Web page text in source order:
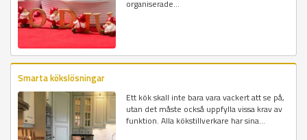
organiserade...
Smarta kökslösningar
Ett kök skall inte bara vara vackert att se på,
utan det måste också uppfylla vissa krav av
funktion. Alla kökstillverkare har sina...